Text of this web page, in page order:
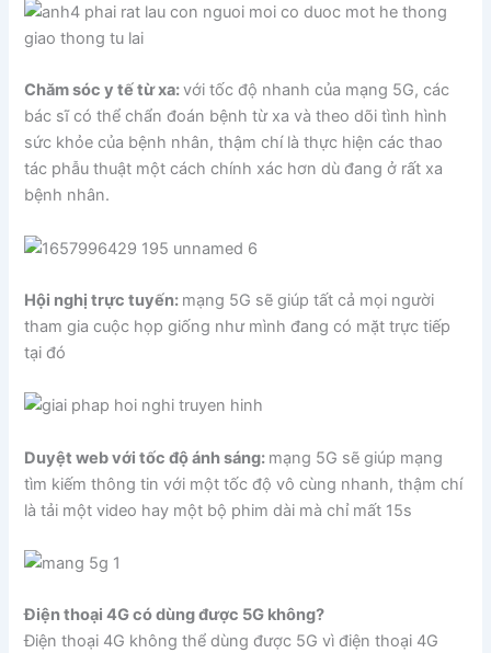
Chăm sóc y tế từ xa:với tốc độ nhanh của mạng 5G, các
bác sĩ có thể chẩn đoán bệnh từ xa và theo dõi tình hình
sức khỏe của bệnh nhân, thậm chí là thực hiện các thao
tác phẫu thuật một cách chính xác hơn dù đang ở rất xa
bệnh nhân.
Hội nghị trực tuyến: mạng 5G sẽ giúp tất cả mọi người
tham gia cuộc họp giống như mình đang có mặt trực tiếp
tại đó
Duyệt web với tốc độ ánh sáng: mạng 5G sẽ giúp mạng
tìm kiếm thông tin với một tốc độ vô cùng nhanh, thậm chí
là tải một video hay một bộ phim dài mà chỉ mất 15s
Điện thoại 4G có dùng được 5G không?
Điện thoại 4G không thể dùng được 5G vì điện thoại 4G